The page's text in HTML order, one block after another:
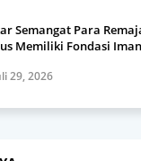
Semangat Para
Memiliki Fondasi
29, 2026